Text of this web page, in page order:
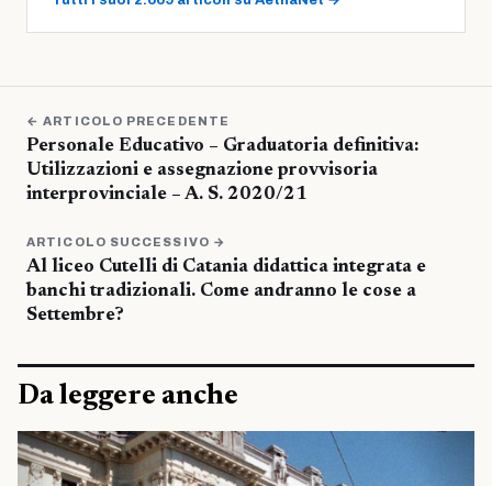
← ARTICOLO PRECEDENTE
Personale Educativo – Graduatoria definitiva:
Utilizzazioni e assegnazione provvisoria
interprovinciale – A. S. 2020/21
ARTICOLO SUCCESSIVO →
Al liceo Cutelli di Catania didattica integrata e
banchi tradizionali. Come andranno le cose a
Settembre?
Da leggere anche